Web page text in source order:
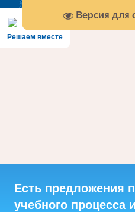
Версия для
Решаем вместе
Есть предложения
учебного процесса